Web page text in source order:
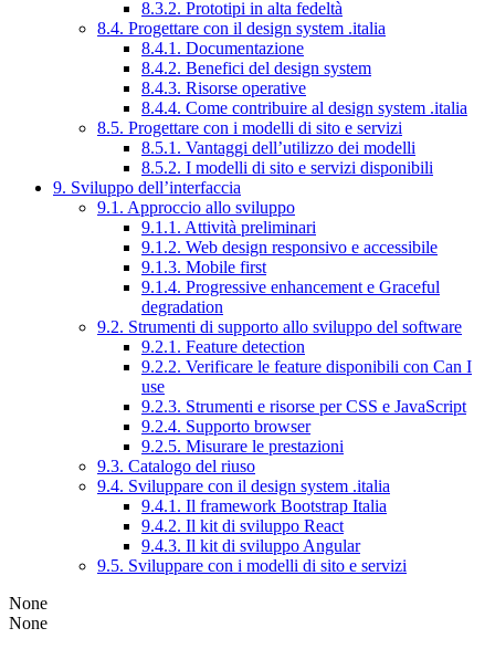
8.3.2. Prototipi in alta fedeltà
8.4. Progettare con il design system .italia
8.4.1. Documentazione
8.4.2. Benefici del design system
8.4.3. Risorse operative
8.4.4. Come contribuire al design system .italia
8.5. Progettare con i modelli di sito e servizi
8.5.1. Vantaggi dell’utilizzo dei modelli
8.5.2. I modelli di sito e servizi disponibili
9. Sviluppo dell’interfaccia
9.1. Approccio allo sviluppo
9.1.1. Attività preliminari
9.1.2. Web design responsivo e accessibile
9.1.3. Mobile first
9.1.4. Progressive enhancement e Graceful
degradation
9.2. Strumenti di supporto allo sviluppo del software
9.2.1. Feature detection
9.2.2. Verificare le feature disponibili con Can I
use
9.2.3. Strumenti e risorse per CSS e JavaScript
9.2.4. Supporto browser
9.2.5. Misurare le prestazioni
9.3. Catalogo del riuso
9.4. Sviluppare con il design system .italia
9.4.1. Il framework Bootstrap Italia
9.4.2. Il kit di sviluppo React
9.4.3. Il kit di sviluppo Angular
9.5. Sviluppare con i modelli di sito e servizi
None
None